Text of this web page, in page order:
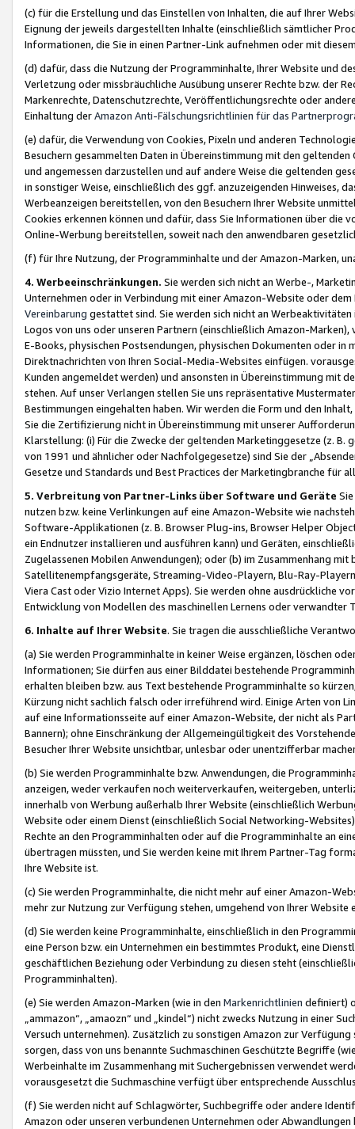
(c) für die Erstellung und das Einstellen von Inhalten, die auf Ihrer
Eignung der jeweils dargestellten Inhalte (einschließlich sämtlicher
Informationen, die Sie in einen Partner-Link aufnehmen oder mit
(d) dafür, dass die Nutzung der Programminhalte, Ihrer Website und
Verletzung oder missbräuchliche Ausübung unserer Rechte bzw. der
Markenrechte, Datenschutzrechte, Veröffentlichungsrechte oder
Einhaltung derAmazon Anti-Fälschungsrichtlinien für das
(e) dafür, die Verwendung von Cookies, Pixeln und anderen
Besuchern gesammelten Daten in Übereinstimmung mit den
und angemessen darzustellen und auf andere Weise die geltenden
in sonstiger Weise, einschließlich des ggf. anzuzeigenden Hinweises,
Werbeanzeigen bereitstellen, von den Besuchern Ihrer Website
Cookies erkennen können und dafür, dass Sie Informationen über die
Online-Werbung bereitstellen, soweit nach den anwendbaren
(f) für Ihre Nutzung, der Programminhalte und der Amazon-Marken,
4. Werbeeinschränkungen. Sie werden sich nicht an Werbe-,
Unternehmen oder in Verbindung mit einer Amazon-Website oder
Vereinbarung gestattet sind. Sie werden sich nicht an
Logos von uns oder unseren Partnern (einschließlich Amazon-
E-Books, physischen Postsendungen, physischen Dokumenten oder in
Direktnachrichten von Ihren Social-Media-Websites einfügen.
Kunden angemeldet werden) und ansonsten in Übereinstimmung mit
stehen. Auf unser Verlangen stellen Sie uns repräsentative
Bestimmungen eingehalten haben. Wir werden die Form und den
Sie die Zertifizierung nicht in Übereinstimmung mit unserer
Klarstellung: (i) Für die Zwecke der geltenden Marketinggesetze (z. B.
von 1991 und ähnlicher oder Nachfolgegesetze) sind Sie der
Gesetze und Standards und Best Practices der Marketingbranche für
5. Verbreitung von Partner-Links über Software und Geräte
nutzen bzw. keine Verlinkungen auf eine Amazon-Website wie
Software-Applikationen (z. B. Browser Plug-ins, Browser Helper
ein Endnutzer installieren und ausführen kann) und Geräten,
Zugelassenen Mobilen Anwendungen); oder (b) im Zusammenhang
Satellitenempfangsgeräte, Streaming-Video-Playern, Blu-Ray-
Viera Cast oder Vizio Internet Apps). Sie werden ohne ausdrückliche
Entwicklung von Modellen des maschinellen Lernens oder
6. Inhalte auf Ihrer Website. Sie tragen die ausschließliche
(a) Sie werden Programminhalte in keiner Weise ergänzen, löschen
Informationen; Sie dürfen aus einer Bilddatei bestehende
erhalten bleiben bzw. aus Text bestehende Programminhalte so
Kürzung nicht sachlich falsch oder irreführend wird. Einige Arten von
auf eine Informationsseite auf einer Amazon-Website, der nicht als
Bannern); ohne Einschränkung der Allgemeingültigkeit des
Besucher Ihrer Website unsichtbar, unlesbar oder unentzifferbar
(b) Sie werden Programminhalte bzw. Anwendungen, die
anzeigen, weder verkaufen noch weiterverkaufen, weitergeben,
innerhalb von Werbung außerhalb Ihrer Website (einschließlich
Website oder einem Dienst (einschließlich Social Networking-
Rechte an den Programminhalten oder auf die Programminhalte an
übertragen müssten, und Sie werden keine mit Ihrem Partner-Tag
Ihre Website ist.
(c) Sie werden Programminhalte, die nicht mehr auf einer Amazon-
mehr zur Nutzung zur Verfügung stehen, umgehend von Ihrer
(d) Sie werden keine Programminhalte, einschließlich in den
eine Person bzw. ein Unternehmen ein bestimmtes Produkt, eine
geschäftlichen Beziehung oder Verbindung zu diesen steht
Programminhalten).
(e) Sie werden Amazon-Marken (wie in den Markenrichtlinien definiert)
„ammazon“, „amaozn“ und „kindel“) nicht zwecks Nutzung in einer
Versuch unternehmen). Zusätzlich zu sonstigen Amazon zur
sorgen, dass von uns benannte Suchmaschinen Geschützte Begriffe
Werbeinhalte im Zusammenhang mit Suchergebnissen verwendet
vorausgesetzt die Suchmaschine verfügt über entsprechende
(f) Sie werden nicht auf Schlagwörter, Suchbegriffe oder andere
Amazon oder unseren verbundenen Unternehmen oder